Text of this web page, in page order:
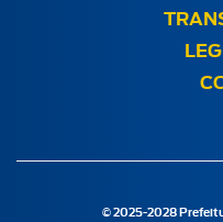
© 2025-2028